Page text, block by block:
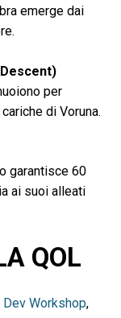
emerge dai
Descent)
per
di Voruna.
garantisce 60
ai suoi alleati
QOL
Dev Workshop,